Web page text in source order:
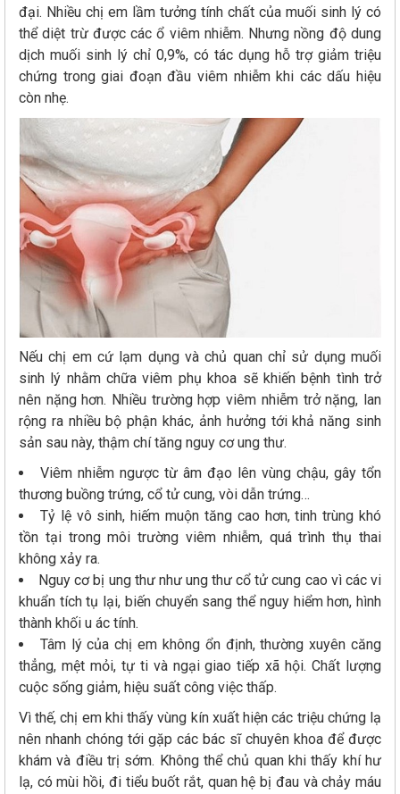
đại. Nhiều chị em lầm tưởng tính chất của muối sinh lý có
thể diệt trừ được các ổ viêm nhiễm. Nhưng nồng độ dung
dịch muối sinh lý chỉ 0,9%, có tác dụng hỗ trợ giảm triệu
chứng trong giai đoạn đầu viêm nhiễm khi các dấu hiệu
còn nhẹ.
Nếu chị em cứ lạm dụng và chủ quan chỉ sử dụng muối
sinh lý nhằm chữa viêm phụ khoa sẽ khiến bệnh tình trở
nên nặng hơn. Nhiều trường hợp viêm nhiễm trở nặng, lan
rộng ra nhiều bộ phận khác, ảnh hưởng tới khả năng sinh
sản sau này, thậm chí tăng nguy cơ ung thư.
Viêm nhiễm ngược từ âm đạo lên vùng chậu, gây tổn
thương buồng trứng, cổ tử cung, vòi dẫn trứng…
Tỷ lệ vô sinh, hiếm muộn tăng cao hơn, tinh trùng khó
tồn tại trong môi trường viêm nhiễm, quá trình thụ thai
không xảy ra.
Nguy cơ bị ung thư như ung thư cổ tử cung cao vì các vi
khuẩn tích tụ lại, biến chuyển sang thể nguy hiểm hơn, hình
thành khối u ác tính.
Tâm lý của chị em không ổn định, thường xuyên căng
thẳng, mệt mỏi, tự ti và ngại giao tiếp xã hội. Chất lượng
cuộc sống giảm, hiệu suất công việc thấp.
Vì thế, chị em khi thấy vùng kín xuất hiện các triệu chứng lạ
nên nhanh chóng tới gặp các bác sĩ chuyên khoa để được
khám và điều trị sớm. Không thể chủ quan khi thấy khí hư
lạ, có mùi hồi, đi tiểu buốt rắt, quan hệ bị đau và chảy máu